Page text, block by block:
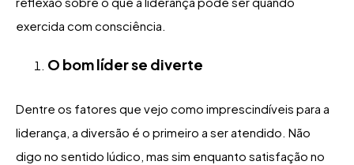
exercida com consciência.
O bom líder se diverte
Dentre os fatores que vejo como imprescindíveis para a
liderança, a diversão é o primeiro a ser atendido. Não
digo no sentido lúdico, mas sim enquanto satisfação no